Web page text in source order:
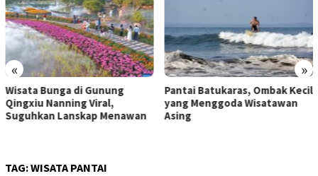
« »
Pantai Batukaras, Ombak Kecil
yang Menggoda Wisatawan
Asing
Senja di Pantai Pangandaran,
Wisatawan Menikmati Sore
dengan Bermain hingga
TAG:WISATA PANTAI